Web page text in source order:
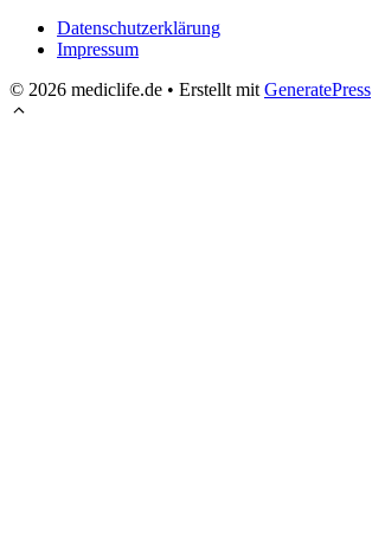
Datenschutzerklärung
Impressum
© 2026 mediclife.de • Erstellt mit GeneratePress